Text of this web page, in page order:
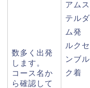
数多く出発
します。
コース名か
ら確認して
アムス
テルダ
ム発
ルクセ
ンブル
ク着